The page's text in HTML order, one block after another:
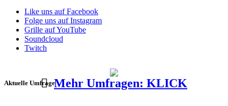
Like uns auf Facebook
Folge uns auf Instagram
Grille auf YouTube
Soundcloud
Twitch
Aktuelle UmfrageMehr Umfragen: KLICK